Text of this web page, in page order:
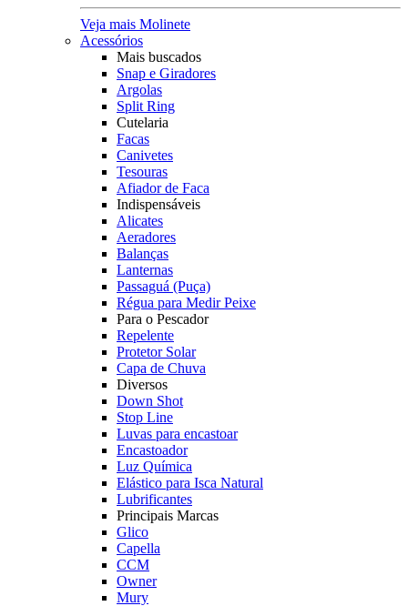
Veja mais Molinete
Acessórios
Mais buscados
Snap e Giradores
Argolas
Split Ring
Cutelaria
Facas
Canivetes
Tesouras
Afiador de Faca
Indispensáveis
Alicates
Aeradores
Balanças
Lanternas
Passaguá (Puça)
Régua para Medir Peixe
Para o Pescador
Repelente
Protetor Solar
Capa de Chuva
Diversos
Down Shot
Stop Line
Luvas para encastoar
Encastoador
Luz Química
Elástico para Isca Natural
Lubrificantes
Principais Marcas
Glico
Capella
CCM
Owner
Mury